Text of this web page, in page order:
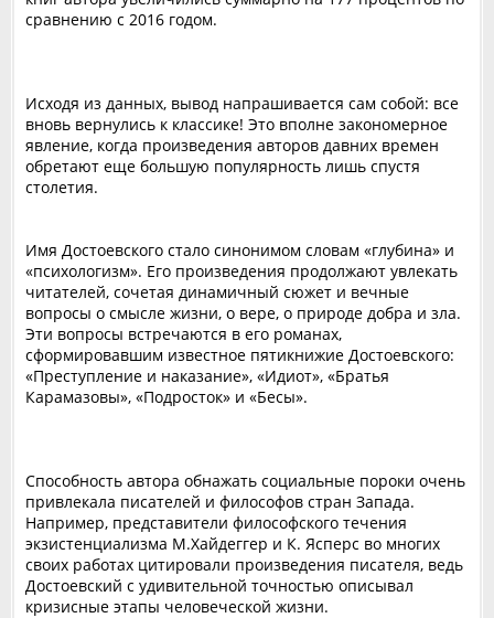
сравнению с 2016 годом.
Исходя из данных, вывод напрашивается сам собой: все
вновь вернулись к классике! Это вполне закономерное
явление, когда произведения авторов давних времен
обретают еще большую популярность лишь спустя
столетия.
Имя Достоевского стало синонимом словам «глубина» и
«психологизм». Его произведения продолжают увлекать
читателей, сочетая динамичный сюжет и вечные
вопросы о смысле жизни, о вере, о природе добра и зла.
Эти вопросы встречаются в его романах,
сформировавшим известное пятикнижие Достоевского:
«Преступление и наказание», «Идиот», «Братья
Карамазовы», «Подросток» и «Бесы».
Способность автора обнажать социальные пороки очень
привлекала писателей и философов стран Запада.
Например, представители философского течения
экзистенциализма М.Хайдеггер и К. Ясперс во многих
своих работах цитировали произведения писателя, ведь
Достоевский с удивительной точностью описывал
кризисные этапы человеческой жизни.